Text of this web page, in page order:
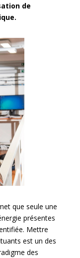
de
que seule une
présentes
Mettre
est un des
des